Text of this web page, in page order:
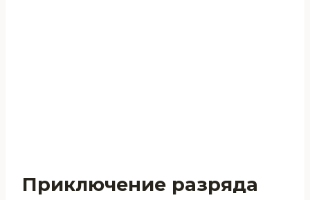
Приключение разряда